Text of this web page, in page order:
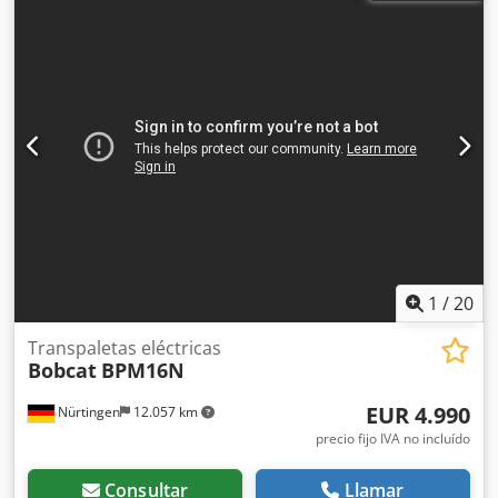
1 /20
Nürtingen 12.057 km
Transpaletas eléctricas
Bobcat BPM16N
EUR 4.990
precio fijo IVA no incluído
Consultar Llamar